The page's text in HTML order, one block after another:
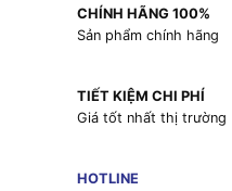
CHÍNH HÃNG 100%
Sản phẩm chính hãng
TIẾT KIỆM CHI PHÍ
Giá tốt nhất thị trường
HOTLINE